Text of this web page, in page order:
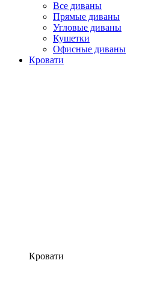
Все диваны
Прямые диваны
Угловые диваны
Кушетки
Офисные диваны
Кровати
Кровати